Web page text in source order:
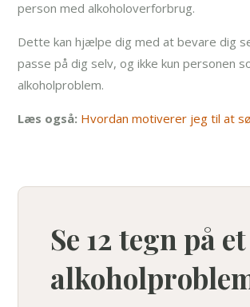
person med alkoholoverforbrug.
Dette kan hjælpe dig med at bevare dig
passe på dig selv, og ikke kun personen
alkoholproblem.
Læs også: Hvordan motiverer jeg til at
Se 12 tegn på et